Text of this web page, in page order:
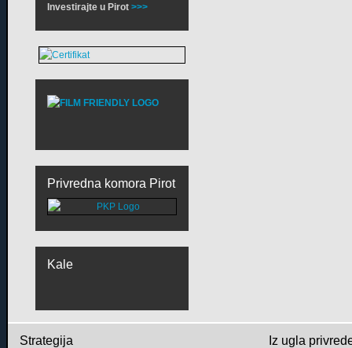
Investirajte u Pirot>>>
Privredna komora Pirot
Kale
Strategija Iz ugla